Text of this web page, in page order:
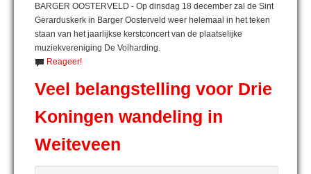
BARGER OOSTERVELD - Op dinsdag 18 december zal de Sint
Gerarduskerk in Barger Oosterveld weer helemaal in het teken
staan van het jaarlijkse kerstconcert van de plaatselijke
muziekvereniging De Volharding.
Reageer!
Veel belangstelling voor Drie
Koningen wandeling in
Weiteveen